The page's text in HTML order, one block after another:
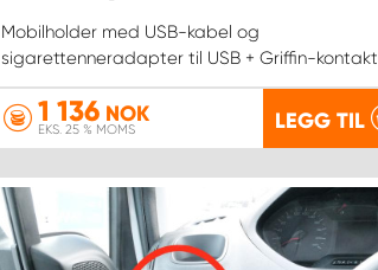
Mobilholder med USB-kabel og
sigarettenneradapter til USB + Griffin-kontakt
1 136NOK
EKS. 25 % MOMS LEGG TIL